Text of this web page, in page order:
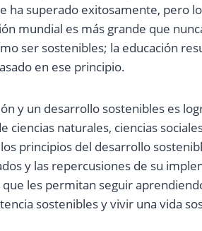
ha superado exitosamente, pero
mundial es más grande que
ser sostenibles; la educación
en ese principio.
y un desarrollo sostenibles es
ciencias naturales, ciencias
principios del desarrollo
y las repercusiones de su
les permitan seguir
sostenibles y vivir una vida